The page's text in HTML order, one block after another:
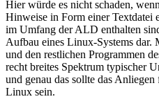
Hier würde es nicht schaden,
Hinweise in Form einer Textdatei
im Umfang der ALD enthalten
Aufbau eines Linux-Systems
und den restlichen Programmen
recht breites Spektrum typischer
und genau das sollte das
Linux sein.